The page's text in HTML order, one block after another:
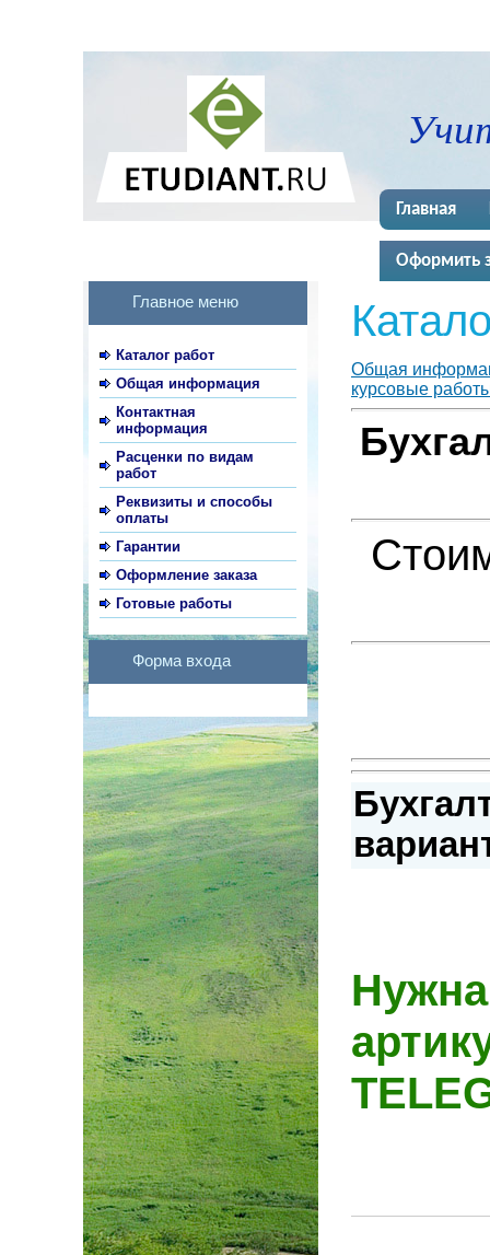
Главная
Оформить
Главное меню
Каталог работ
Общая информация
Контактная
информация
Расценки по видам
работ
Реквизиты и способы
оплаты
Гарантии
Оформление заказа
Готовые работы
Форма входа
Общая
курсовые